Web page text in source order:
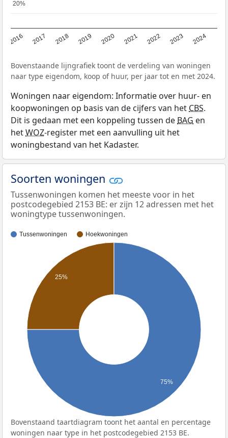
2016 2017 2018 2019 2020 2021 2022 2023 2024
20%
20%
Bovenstaande lijngrafiek toont de verdeling van woningen
naar type eigendom, koop of huur, per jaar tot en met 2024.
Woningen naar eigendom: Informatie over huur- en
koopwoningen op basis van de cijfers van hetCBS.
Dit is gedaan met een koppeling tussen deBAG en
hetWOZ-register met een aanvulling uit het
woningbestand van het Kadaster.
Soorten woningen
Tussenwoningen komen het meeste voor in het
postcodegebied 2153 BE: er zijn 12 adressen met het
woningtype tussenwoningen.
Tussenwoningen Hoekwoningen
25%
75%
Bovenstaand taartdiagram toont het aantal en percentage
woningen naar type in het postcodegebied 2153 BE.